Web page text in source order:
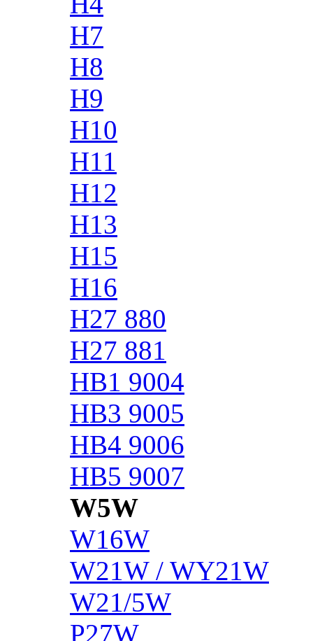
H7
H8
H9
H10
H11
H12
H13
H15
H16
H27 880
H27 881
HB1 9004
HB3 9005
HB4 9006
HB5 9007
W5W
W16W
W21W / WY21W
W21/5W
P27W